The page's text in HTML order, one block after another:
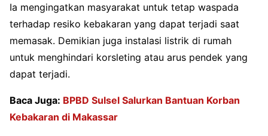
Ia mengingatkan masyarakat untuk tetap waspada
terhadap resiko kebakaran yang dapat terjadi saat
memasak. Demikian juga instalasi listrik di rumah
untuk menghindari korsleting atau arus pendek yang
dapat terjadi.
Baca Juga: BPBD Sulsel Salurkan Bantuan Korban
Kebakaran di Makassar